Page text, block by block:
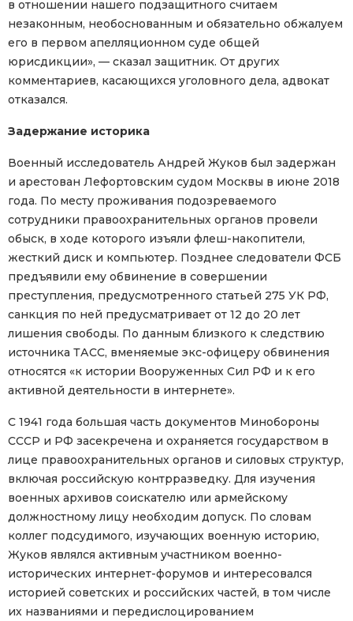
в отношении нашего подзащитного считаем
незаконным, необоснованным и обязательно обжалуем
его в первом апелляционном суде общей
юрисдикции», — сказал защитник. От других
комментариев, касающихся уголовного дела, адвокат
отказался.
Задержание историка
Военный исследователь Андрей Жуков был задержан
и арестован Лефортовским судом Москвы в июне 2018
года. По месту проживания подозреваемого
сотрудники правоохранительных органов провели
обыск, в ходе которого изъяли флеш-накопители,
жесткий диск и компьютер. Позднее следователи ФСБ
предъявили ему обвинение в совершении
преступления, предусмотренного статьей 275 УК РФ,
санкция по ней предусматривает от 12 до 20 лет
лишения свободы. По данным близкого к следствию
источника ТАСС, вменяемые экс-офицеру обвинения
относятся «к истории Вооруженных Сил РФ и к его
активной деятельности в интернете».
С 1941 года большая часть документов Минобороны
СССР и РФ засекречена и охраняется государством в
лице правоохранительных органов и силовых структур,
включая российскую контрразведку. Для изучения
военных архивов соискателю или армейскому
должностному лицу необходим допуск. По словам
коллег подсудимого, изучающих военную историю,
Жуков являлся активным участником военно-
исторических интернет-форумов и интересовался
историей советских и российских частей, в том числе
их названиями и передислоцированием